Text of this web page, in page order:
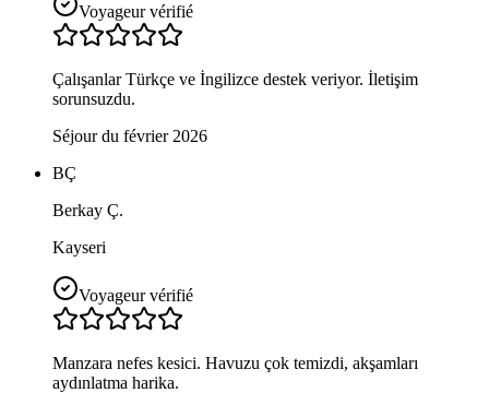
Voyageur vérifié
Çalışanlar Türkçe ve İngilizce destek veriyor. İletişim
sorunsuzdu.
Séjour du février 2026
BÇ
Berkay Ç.
Kayseri
Voyageur vérifié
Manzara nefes kesici. Havuzu çok temizdi, akşamları
aydınlatma harika.